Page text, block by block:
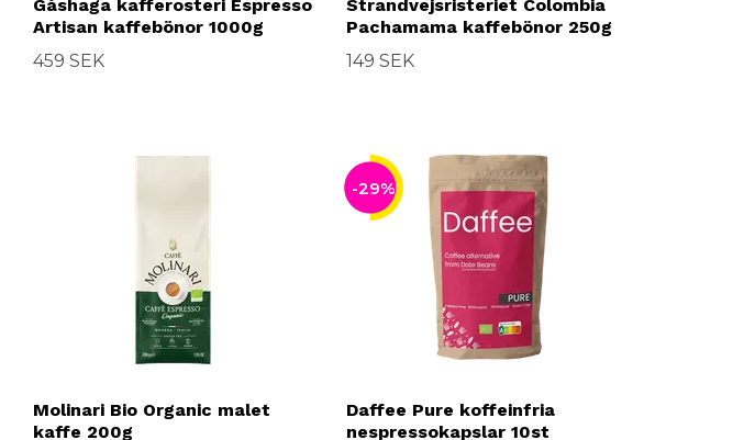
Gåshaga kafferosteri Espresso
Artisan kaffebönor 1000g
459 SEK
Strandvejsristeriet Colombia
Pachamama kaffebönor 250g
149 SEK
Molinari Bio Organic malet
kaffe 200g
-29%
Daffee Pure koffeinfria
nespressokapslar 10st